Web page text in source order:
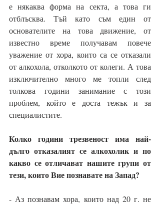
е някаква форма на секта, а това ги
отблъсква. Тъй като съм един от
основателите на това движение, от
известно време получавам повече
уважение от хора, които са се отказали
от алкохола, отколкото от колеги. А това
изключително много ме топли след
толкова години занимание с този
проблем, който е доста тежък и за
специалистите.
Колко години трезвеност има най-
дълго отказалият се алкохолик и по
какво се отличават нашите групи от
тези, които Вие познавате на Запад?
- Аз познавам хора, които над 20 г. не